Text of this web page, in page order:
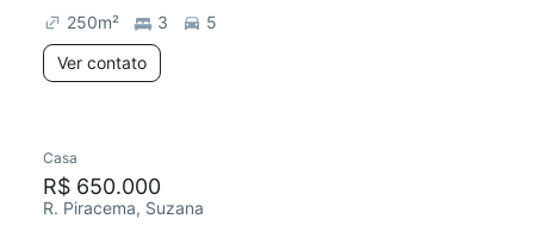
250m² 3
5
Ver contato
Casa
R$ 650.000
R. Piracema, Suzana